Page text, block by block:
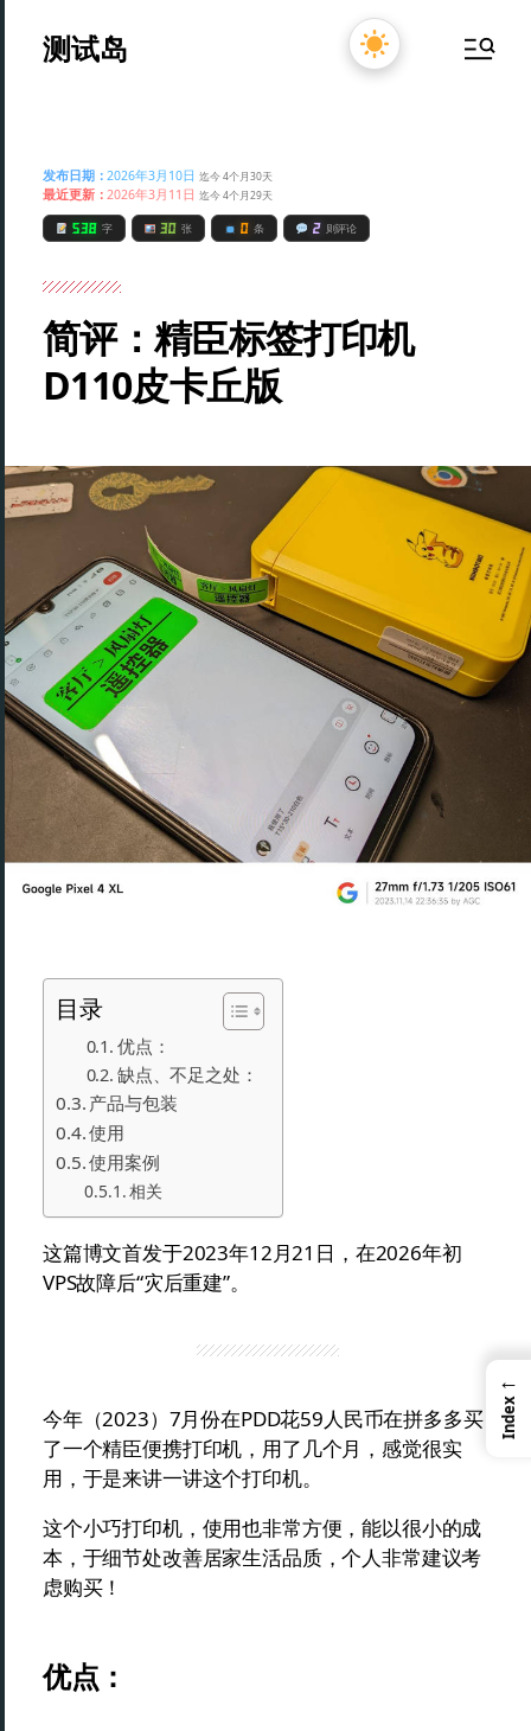
测试岛
发布日期：2026年3月10日 迄今 4个月30天
最近更新：2026年3月11日 迄今 4个月29天
538 字 30 张 0 条 2 则评论
简评：精臣标签打印机
D110皮卡丘版
目录
优点：
缺点、不足之处：
产品与包装
使用
使用案例
相关
这篇博文首发于2023年12月21日，在2026年初
VPS故障后“灾后重建”。
今年（2023）7月份在PDD花59人民币在拼多多买
了一个精臣便携打印机，用了几个月，感觉很实
用，于是来讲一讲这个打印机。
这个小巧打印机，使用也非常方便，能以很小的成
本，于细节处改善居家生活品质，个人非常建议考
虑购买！
优点：
←
Index